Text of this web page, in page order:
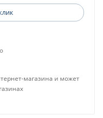
магазина и может